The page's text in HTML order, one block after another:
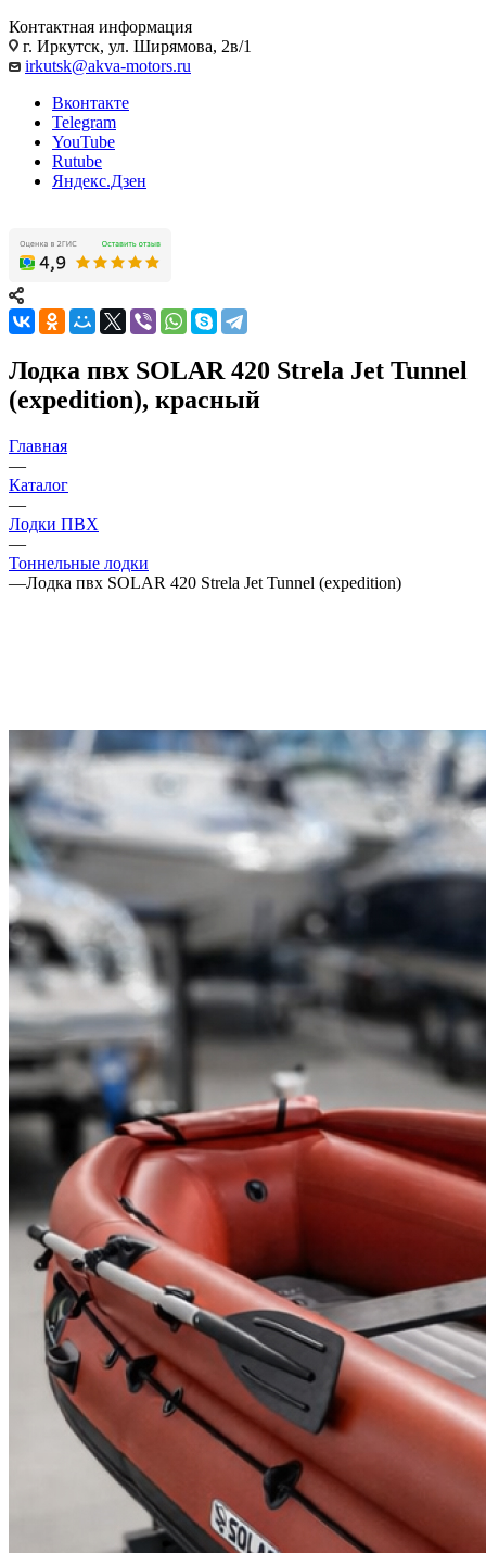
Контактная информация
г. Иркутск, ул. Ширямова, 2в/1
irkutsk@akva-motors.ru
Вконтакте
Telegram
YouTube
Rutube
Яндекс.Дзен
Лодка пвх SOLAR 420 Strela Jet Tunnel
(expedition), красный
Главная
—
Каталог
—
Лодки ПВХ
—
Тоннельные лодки
—Лодка пвх SOLAR 420 Strela Jet Tunnel (expedition)